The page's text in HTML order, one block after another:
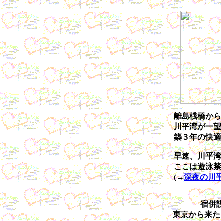
離島桟橋か
川平湾が一
築３年の快
早速、川平
ここは遊泳
(→深夜の川
宿併
東京から来